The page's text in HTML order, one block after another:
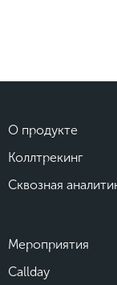
О продукте
Коллтрекинг
Сквозная
Мероприятия
Callday